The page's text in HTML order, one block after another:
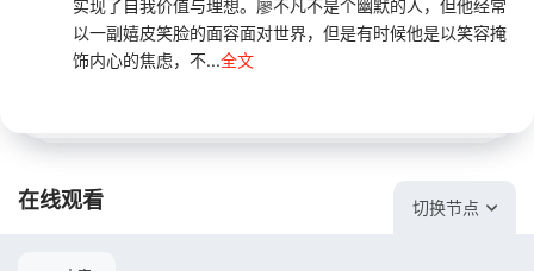
实现了自我价值与理想。廖不凡不是个幽默的人，但他经常
以一副嬉皮笑脸的面容面对世界，但是有时候他是以笑容掩
饰内心的焦虑，不...全文
在线观看 切换节点